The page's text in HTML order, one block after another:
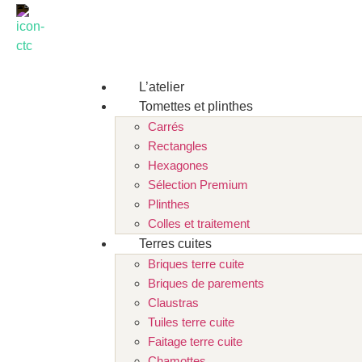
L’atelier
Tomettes et plinthes
Carrés
Rectangles
Hexagones
Sélection Premium
Plinthes
Colles et traitement
Terres cuites
Briques terre cuite
Briques de parements
Claustras
Tuiles terre cuite
Faitage terre cuite